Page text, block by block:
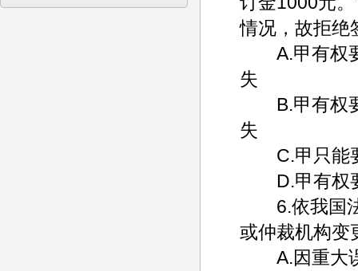
情况，故拒绝
A.甲有权要
失
B.甲有权要
失
C.甲只能要
D.甲有权
6.依我国法
或仲裁机构变
A.因重大